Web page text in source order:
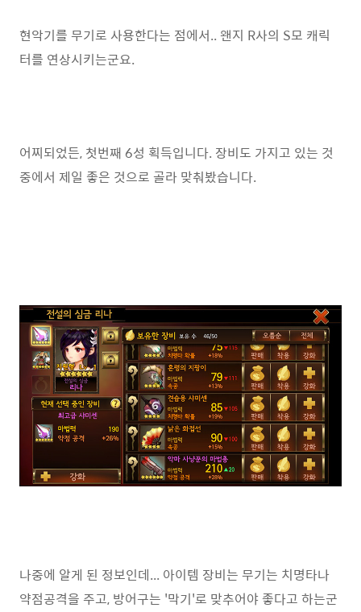
현악기를 무기로 사용한다는 점에서.. 왠지 R사의 S모 캐릭
터를 연상시키는군요.
어찌되었든, 첫번째 6성 획득입니다. 장비도 가지고 있는 것
중에서 제일 좋은 것으로 골라 맞춰봤습니다.
나중에 알게 된 정보인데... 아이템 장비는 무기는 치명타나
약점공격을 주고, 방어구는 '막기'로 맞추어야 좋다고 하는군